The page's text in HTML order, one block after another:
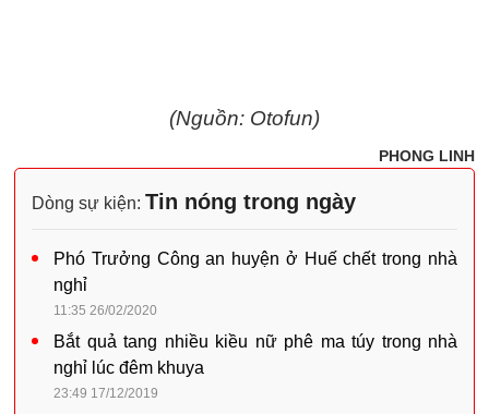
(Nguồn: Otofun)
PHONG LINH
Dòng sự kiện: Tin nóng trong ngày
Phó Trưởng Công an huyện ở Huế chết trong nhà
nghỉ
11:35 26/02/2020
Bắt quả tang nhiều kiều nữ phê ma túy trong nhà
nghỉ lúc đêm khuya
23:49 17/12/2019